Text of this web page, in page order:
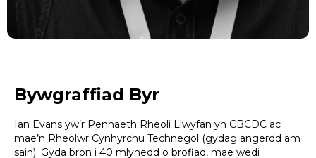
Bywgraffiad Byr
Ian Evans yw’r Pennaeth Rheoli Llwyfan yn CBCDC ac
mae’n Rheolwr Cynhyrchu Technegol (gydag angerdd am
sain). Gyda bron i 40 mlynedd o brofiad, mae wedi